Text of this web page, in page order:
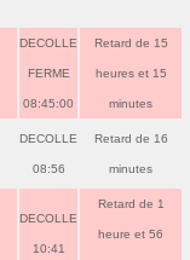
DECOLLE
FERME
08:45:00
Retard de 15
heures et 15
minutes
DECOLLE
08:56
Retard de 16
minutes
DECOLLE
10:41
Retard de 1
heure et 56